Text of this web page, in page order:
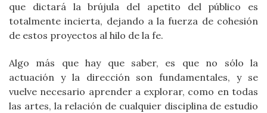
que dictará la brújula del apetito del público es
totalmente incierta, dejando a la fuerza de cohesión
de estos proyectos al hilo de la fe.
Algo más que hay que saber, es que no sólo la
actuación y la dirección son fundamentales, y se
vuelve necesario aprender a explorar, como en todas
las artes, la relación de cualquier disciplina de estudio